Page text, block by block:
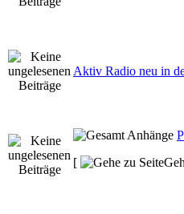
Aktiv Radio neu in
[